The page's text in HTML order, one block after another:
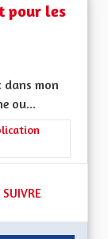
pour les
dans mon
ou...
les soins
49 ABONNÉS
SUIVRE